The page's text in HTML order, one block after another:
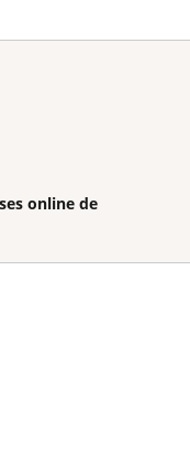
online de